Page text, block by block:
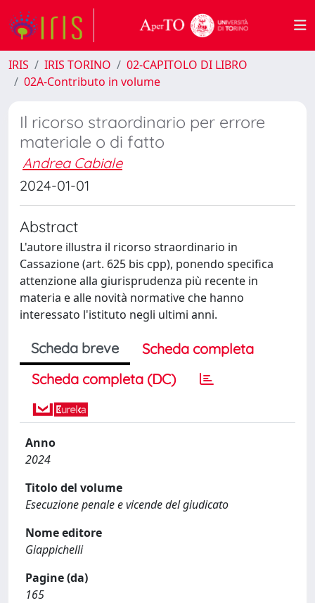
IRIS IRIS TORINO
02-CAPITOLO DI LIBRO
02A-Contributo in volume
Il ricorso straordinario per errore
materiale o di fatto
Andrea Cabiale
2024-01-01
Abstract
L'autore illustra il ricorso straordinario in
Cassazione (art. 625 bis cpp), ponendo specifica
attenzione alla giurisprudenza più recente in
materia e alle novità normative che hanno
interessato l'istituto negli ultimi anni.
Scheda breve
Scheda completa
Scheda completa (DC)
Anno
2024
Titolo del volume
Esecuzione penale e vicende del giudicato
Nome editore
Giappichelli
Pagine (da)
165